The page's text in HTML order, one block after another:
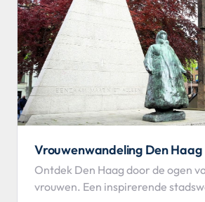
Vrouwenwandeling Den Haag
Ontdek Den Haag door de ogen
vrouwen. Een inspirerende